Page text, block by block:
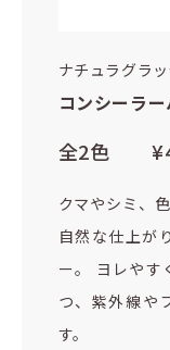
ナチュラグラ
コンシーラ
全2色
クマやシミ、
自然な仕上が
ー。 ヨレやす
つ、紫外線や
す。